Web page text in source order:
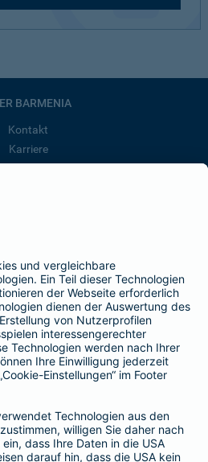
BARMENIA
Kontakt
Karriere
der BarmeniaGothaer
SEITEN
ändern
melden